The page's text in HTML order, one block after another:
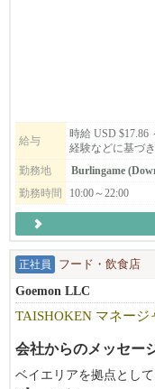
給与
時給 USD $17.86
経験などに基づ
勤務地
Burlingame
勤務時間
10:00～22:00
正社員 フード・飲食店
Goemon LLC
TAISHOKEN マネージ
会社からのメッセー
ベイエリアを拠点とし